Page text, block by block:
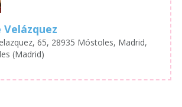
65, 28935 Móstoles, Madrid,
(Madrid)